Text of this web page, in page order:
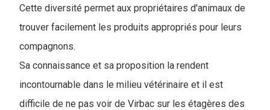
Cette diversité permet aux propriétaires d'animaux de
trouver facilement les produits appropriés pour leurs
compagnons.
Sa connaissance et sa proposition la rendent
incontournable dans le milieu vétérinaire et il est
difficile de ne pas voir de Virbac sur les étagères des